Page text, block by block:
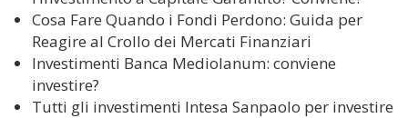
Cosa Fare Quando i Fondi Perdono: Guida per
Reagire al Crollo dei Mercati Finanziari
Investimenti Banca Mediolanum: conviene
investire?
Tutti gli investimenti Intesa Sanpaolo per investire